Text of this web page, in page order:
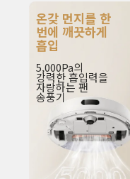
온갖 먼지를 한
번에 깨끗하게
흡입
5,000Pa의
강력한 흡입력을
자랑하는 팬
송풍기